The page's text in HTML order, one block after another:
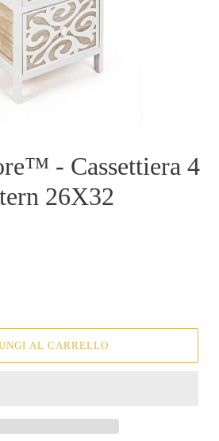
- Cassettiera 4
26X32
AL CARRELLO